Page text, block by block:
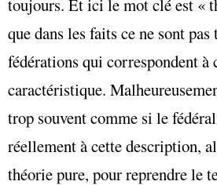
toujours. Et ici le mot clé est «
que dans les faits ce ne sont pas
fédérations qui correspondent à
caractéristique.
trop souvent comme si le
réellement à cette description,
théorie pure, pour reprendre le